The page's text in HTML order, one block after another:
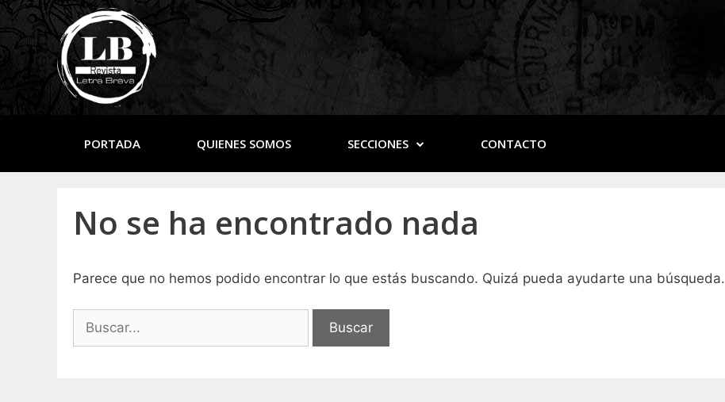
PORTADA QUIENES SOMOS SECCIONES CONTACTO
No se ha encontrado nada
Parece que no hemos podido encontrar lo que estás buscando. Quizá pueda ayudarte una búsqueda.